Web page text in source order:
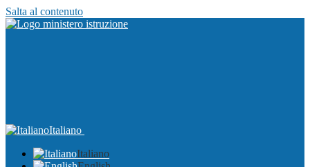
Salta al contenuto
Italiano
Italiano